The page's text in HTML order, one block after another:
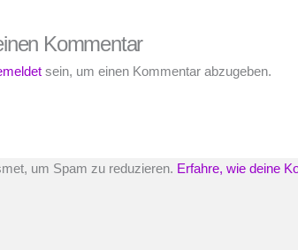
Kommentar
sein, um einen Kommentar abzugeben.
um Spam zu reduzieren. Erfahre, wie deine